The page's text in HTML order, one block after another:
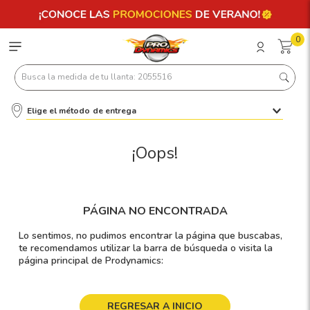
0
Busca la medida de tu llanta: 2055516
Elige el método de entrega
¡Oops!
PÁGINA NO ENCONTRADA
Lo sentimos, no pudimos encontrar la página que buscabas,
te recomendamos utilizar la barra de búsqueda o visita la
página principal de Prodynamics:
REGRESAR A INICIO
Términos más buscados
2
4.215
5.185
6.